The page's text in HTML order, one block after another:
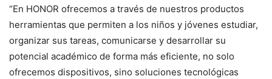
“En HONOR ofrecemos a través de nuestros productos
herramientas que permiten a los niños y jóvenes estudiar,
organizar sus tareas, comunicarse y desarrollar su
potencial académico de forma más eficiente, no solo
ofrecemos dispositivos, sino soluciones tecnológicas